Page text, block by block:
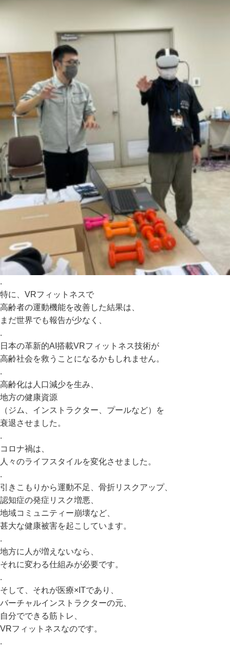
.
特に、VRフィットネスで
高齢者の運動機能を改善した結果は、
まだ世界でも報告が少なく、
.
日本の革新的AI搭載VRフィットネス技術が
高齢社会を救うことになるかもしれません。
.
高齢化は人口減少を生み、
地方の健康資源
（ジム、インストラクター、プールなど）を
衰退させました。
.
コロナ禍は、
人々のライフスタイルを変化させました。
.
引きこもりから運動不足、骨折リスクアップ、
認知症の発症リスク増悪、
地域コミュニティー崩壊など、
甚大な健康被害を起こしています。
.
地方に人が増えないなら、
それに変わる仕組みが必要です。
.
そして、それが医療×ITであり、
バーチャルインストラクターの元、
自分でできる筋トレ、
VRフィットネスなのです。
.